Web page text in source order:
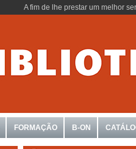
A fim de lhe prestar um melhor
FORMAÇÃO B-ON